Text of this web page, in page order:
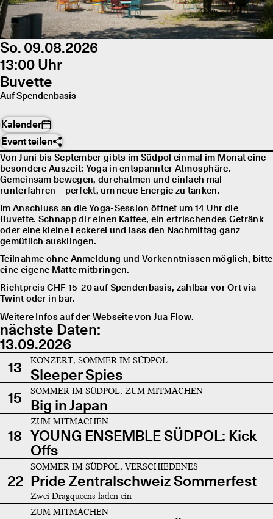
So. 09.08.2026
13:00 Uhr
Buvette
Auf Spendenbasis
Kalender
Event teilen
Von Juni bis September gibts im Südpol einmal im Monat eine
besondere Auszeit: Yoga in entspannter Atmosphäre.
Gemeinsam bewegen, durchatmen und einfach mal
runterfahren – perfekt, um neue Energie zu tanken.
Im Anschluss an die Yoga-Session öffnet um 14 Uhr die
Buvette. Schnapp dir einen Kaffee, ein erfrischendes Getränk
oder eine kleine Leckerei und lass den Nachmittag ganz
gemütlich ausklingen.
Teilnahme ohne Anmeldung und Vorkenntnissen möglich, bitte
eine eigene Matte mitbringen.
Richtpreis CHF 15-20 auf Spendenbasis, zahlbar vor Ort via
Twint oder in bar.
Weitere Infos auf der Webseite von Jua Flow.
nächste Daten:
13.09.2026
13
KONZERT, SOMMER IM SÜDPOL
Sleeper Spies
15
SOMMER IM SÜDPOL, ZUM MITMACHEN
Big in Japan
18
ZUM MITMACHEN
YOUNG ENSEMBLE SÜDPOL: Kick
Offs
22
SOMMER IM SÜDPOL, VERSCHIEDENES
Pride Zentralschweiz Sommerfest
Zwei Dragqueens laden ein
ZUM MITMACHEN